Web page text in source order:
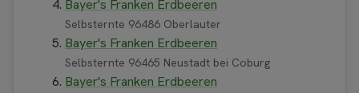
Bayer's Franken Erdbeeren
Selbsternte 96486 Oberlauter
Bayer's Franken Erdbeeren
Selbsternte 96465 Neustadt bei Coburg
Bayer's Franken Erdbeeren